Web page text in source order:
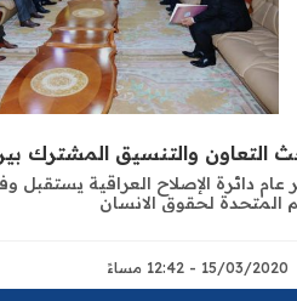
التعاون والتنسيق المشترك
عام دائرة الإصلاح العراقية
‏المتحدة لحقوق الانسان
15/03/2020 - 12:42 مساءً